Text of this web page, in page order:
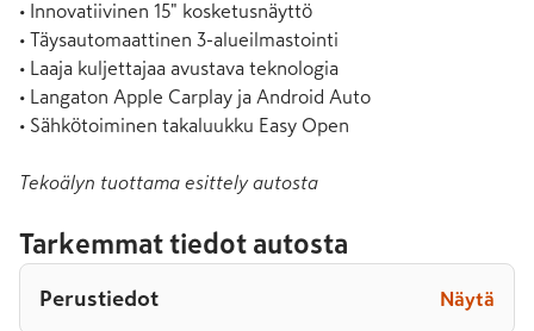
• Innovatiivinen 15" kosketusnäyttö
• Täysautomaattinen 3-alueilmastointi
• Laaja kuljettajaa avustava teknologia
• Langaton Apple Carplay ja Android Auto
• Sähkötoiminen takaluukku Easy Open
Tekoälyn tuottama esittely autosta
Tarkemmat tiedot autosta
Perustiedot Näytä